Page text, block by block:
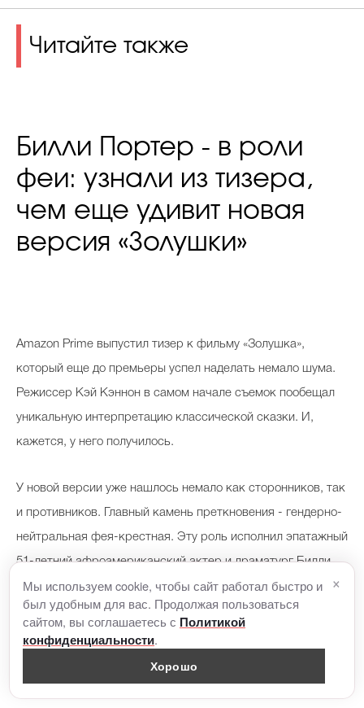
Читайте также
Билли Портер - в роли
феи: узнали из тизера,
чем еще удивит новая
версия «Золушки»
Amazon Prime выпустил тизер к фильму «Золушка»,
который еще до премьеры успел наделать немало шума.
Режиссер Кэй Кэннон в самом начале съемок пообещал
уникальную интерпретацию классической сказки. И,
кажется, у него получилось.
У новой версии уже нашлось немало как сторонников, так
и противников. Главный камень преткновения - гендерно-
нейтральная фея-крестная. Эту роль исполнил эпатажный
51-летний афроамериканский актер и драматург Билли
Портер, который с 2017 года состоит в браке со своим
партнером Адамом Смитом. В Золушку же
перевоплотилась 24-летняя кубино-американская певица
шоу The X Factor. Эта роль стала для нее дебютной.
Мы используем cookie, чтобы сайт работал быстро и
был удобным для вас. Продолжая пользоваться
сайтом, вы соглашаетесь с Политикой
конфиденциальности.
Хорошо
×